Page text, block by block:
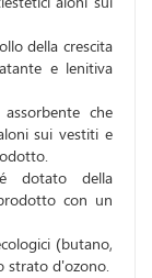
della crescita
e lenitiva
che
sui vestiti e
dotato della
con un
(butano,
strato d'ozono.